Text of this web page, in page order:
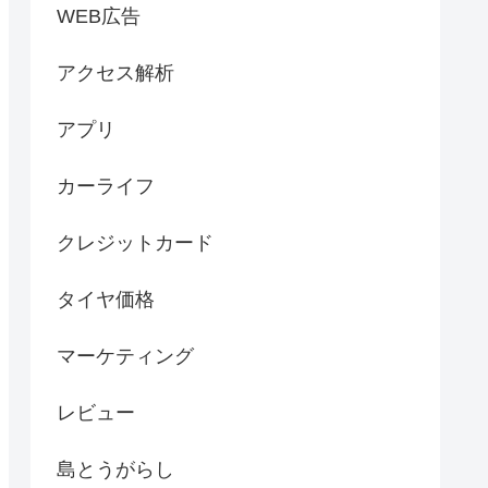
WEB広告
アクセス解析
アプリ
カーライフ
クレジットカード
タイヤ価格
マーケティング
レビュー
島とうがらし